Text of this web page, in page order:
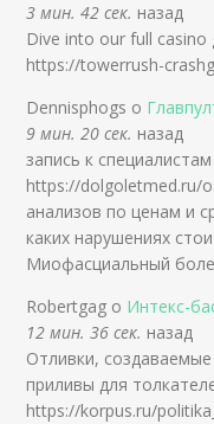
3 мин. 42 сек. назад
Dive into our full
https://towerrush-
Dennisphogs о
9 мин. 20 сек. назад
запись к
https://dolgoletmed.ru/
анализов по ценам и
каких нарушениях
Миофасциальный
Robertgag о Интекс-
12 мин. 36 сек. назад
Отливки,
приливы для
https://korpus.ru/